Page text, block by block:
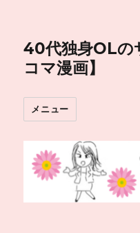
40代独身OLの
コマ漫画】
メニュー